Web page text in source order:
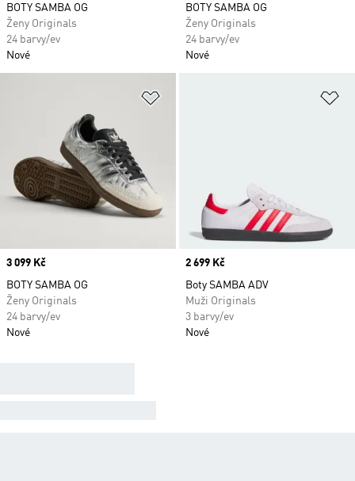
BOTY SAMBA OG
Ženy Originals
24 barvy/ev
Nové
BOTY SAMBA OG
Ženy Originals
24 barvy/ev
Nové
Price
3 099 Kč
BOTY SAMBA OG
Ženy Originals
24 barvy/ev
Nové
Price
2 699 Kč
Boty SAMBA ADV
Muži Originals
3 barvy/ev
Nové